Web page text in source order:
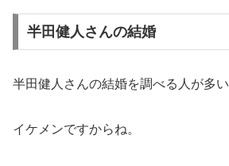
半田健人さんの結婚
半田健人さんの結婚を調べる人が多い
イケメンですからね。